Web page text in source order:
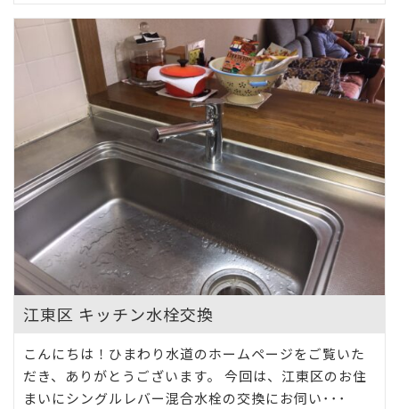
江東区 キッチン水栓交換
こんにちは！ひまわり水道のホームページをご覧いた
だき、ありがとうございます。 今回は、江東区のお住
まいにシングルレバー混合水栓の交換にお伺い･･･